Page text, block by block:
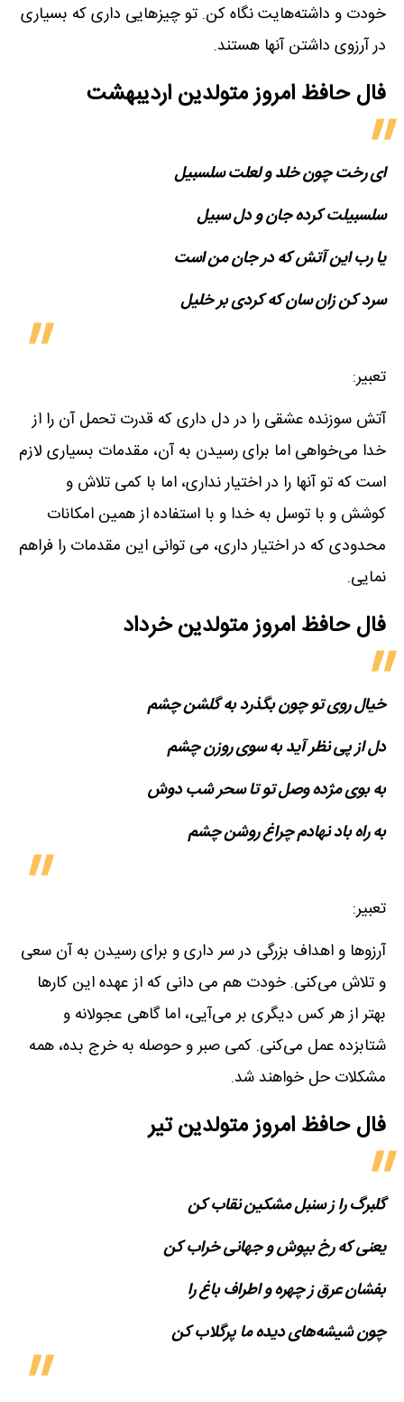
خودت و داشته‌هایت نگاه کن. تو چیزهایی داری که بسیاری
در آرزوی داشتن آنها هستند.
فال حافظ امروز متولدین‌ اردیبهشت
ای رخت چون خلد و لعلت سلسبیل
سلسبیلت کرده جان و دل سبیل
یا رب این آتش که در جان من است
سرد کن زان سان که کردی بر خلیل
تعبیر:
آتش سوزنده عشقی را در دل داری که قدرت تحمل آن را از
خدا می‌خواهی اما برای رسیدن به آن، مقدمات بسیاری لازم
است که تو آنها را در اختیار نداری، اما با کمی تلاش و
کوشش و با توسل به خدا و با استفاده از همین امکانات
محدودی که در اختیار داری، می توانی این مقدمات را فراهم
نمایی.
فال حافظ امروز متولدین‌ خرداد
خیال روی تو چون بگذرد به گلشن چشم
دل از پی نظر آید به سوی روزن چشم
به بوی مژده وصل تو تا سحر شب دوش
به راه باد نهادم چراغ روشن چشم
تعبیر:
آرزوها و اهداف بزرگی در سر داری و برای رسیدن به آن سعی
و تلاش می‌کنی. خودت هم می دانی که از عهده این کارها
بهتر از هر کس دیگری بر می‌آیی، اما گاهی عجولانه و
شتابزده عمل می‌کنی. کمی صبر و حوصله به خرج بده، همه
مشکلات حل خواهند شد.
فال حافظ امروز متولدین‌ تیر
گلبرگ را ز سنبل مشکین نقاب کن
یعنی که رخ بپوش و جهانی خراب کن
بفشان عرق ز چهره و اطراف باغ را
چون شیشه‌های دیده ما پرگلاب کن